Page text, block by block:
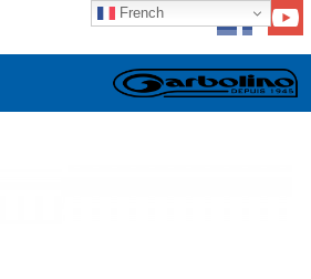
French